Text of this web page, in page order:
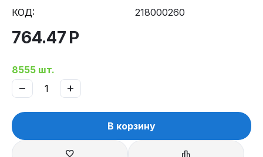
КОД: 218000260
764.47 Р
8555 шт.
+
−
В корзину